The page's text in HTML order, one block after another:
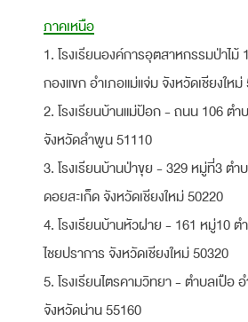
ภาคเหนือ
1. โรงเรียนองค์การอุตสาหกรรมป่าไ
กองแขก อำเภอแม่แจ่ม จังหวัดเชียงให
2. โรงเรียนบ้านแม่ป้อก - ถนน 106 ต
จังหวัดลำพูน 51110
3. โรงเรียนบ้านป่าขุย - 329 หมู่ที่3 ตำ
ดอยสะเก็ด จังหวัดเชียงใหม่ 50220
4. โรงเรียนบ้านหัวฝาย - 161 หมู่10 ต
ไชยปราการ จังหวัดเชียงใหม่ 50320
5. โรงเรียนไตรคามวิทยา - ตำบลเปือ
จังหวัดน่าน 55160